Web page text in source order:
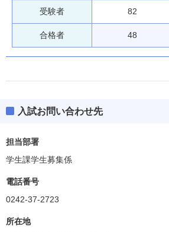
受験者 82
合格者 48
入試お問い合わせ先
担当部署
学生課学生募集係
電話番号
0242-37-2723
所在地